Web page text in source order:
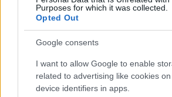
Purposes for which it was collected.
Opted Out
Google consents
I want to allow Google to enable
related to advertising like cookies
device identifiers in apps.